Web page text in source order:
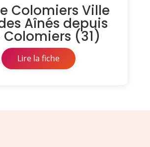
Colomiers Ville
Aînés depuis
Colomiers (31)
Lire la fiche